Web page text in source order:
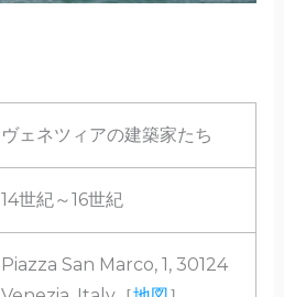
ヴェネツィアの建築家たち
14世紀～16世紀
Piazza San Marco, 1, 30124